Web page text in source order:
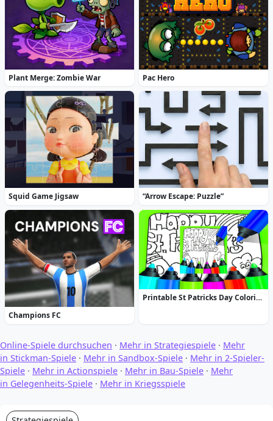
Plant Merge: Zombie War Pac Hero
Squid Game Jigsaw “Arrow Escape: Puzzle”
Champions FC
Printable St Patricks Day Coloring Pages
Online-Spiele durchsuchen · Mehr in Strategiespiele · Mehr
in Stickman-Spiele · Mehr in Sandbox-Spiele · Mehr in 2-Spieler-
Spiele · Mehr in Actionspiele · Mehr in Bau-Spiele · Mehr
in Gelegenheits-Spiele · Mehr in Kriegsspiele